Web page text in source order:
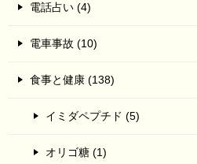
電話占い (4)
電車事故 (10)
食事と健康 (138)
イミダペプチド (5)
オリゴ糖 (1)